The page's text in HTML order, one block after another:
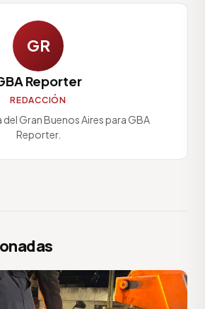
GR
Reporter
REDACCIÓN
del Gran Buenos Aires para GBA
Reporter.